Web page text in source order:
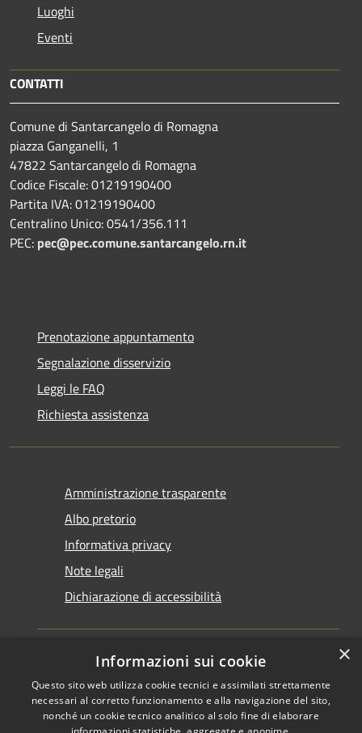
Luoghi
Eventi
CONTATTI
Comune di Santarcangelo di Romagna
piazza Ganganelli, 1
47822 Santarcangelo di Romagna
Codice Fiscale: 01219190400
Partita IVA: 01219190400
Centralino Unico: 0541/356.111
PEC: pec@pec.comune.santarcangelo.rn.it
Prenotazione appuntamento
Segnalazione disservizio
Leggi le FAQ
Richiesta assistenza
Amministrazione trasparente
Albo pretorio
Informativa privacy
Note legali
Dichiarazione di accessibilità
RSS
Accessibilità
Copyright © 2026 • Comune di
Santarcangelo di Romagna •
×
Informazioni sui cookie
Questo sito web utilizza cookie tecnici e assimilati strettamente
necessari al corretto funzionamento e alla navigazione del sito,
nonché un cookie tecnico analitico al solo fine di elaborare